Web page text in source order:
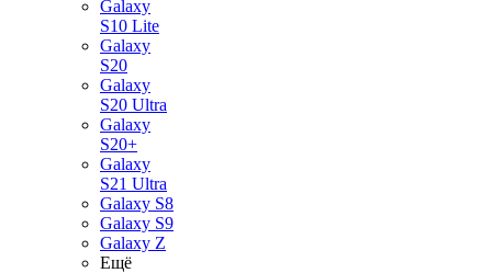
Galaxy
S10 Lite
Galaxy
S20
Galaxy
S20 Ultra
Galaxy
S20+
Galaxy
S21 Ultra
Galaxy S8
Galaxy S9
Galaxy Z
Ещё